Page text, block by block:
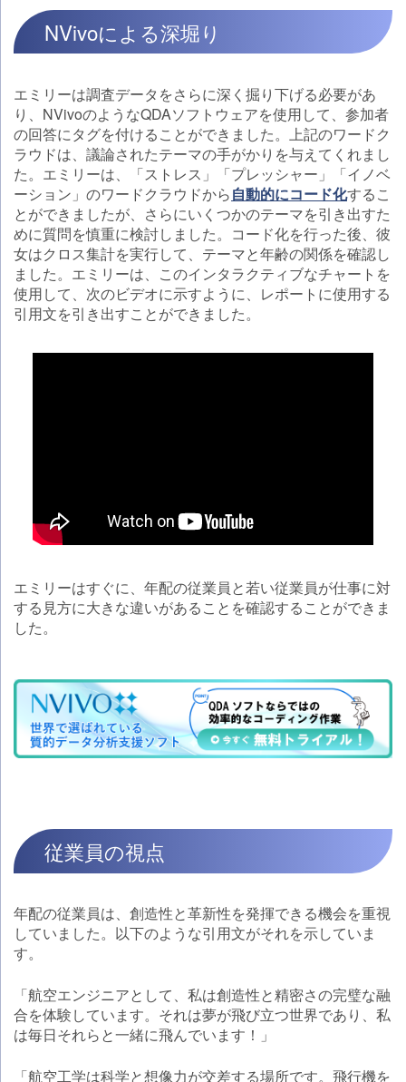
NVivoによる深堀り
エミリーは調査データをさらに深く掘り下げる必要があ
り、NVivoのようなQDAソフトウェアを使用して、参加者
の回答にタグを付けることができました。上記のワードク
ラウドは、議論されたテーマの手がかりを与えてくれまし
た。エミリーは、「ストレス」「プレッシャー」「イノベ
ーション」のワードクラウドから自動的にコード化するこ
とができましたが、さらにいくつかのテーマを引き出すた
めに質問を慎重に検討しました。コード化を行った後、彼
女はクロス集計を実行して、テーマと年齢の関係を確認し
ました。エミリーは、このインタラクティブなチャートを
使用して、次のビデオに示すように、レポートに使用する
引用文を引き出すことができました。
エミリーはすぐに、年配の従業員と若い従業員が仕事に対
する見方に大きな違いがあることを確認することができま
した。
従業員の視点
年配の従業員は、創造性と革新性を発揮できる機会を重視
していました。以下のような引用文がそれを示していま
す。
「航空エンジニアとして、私は創造性と精密さの完璧な融
合を体験しています。それは夢が飛び立つ世界であり、私
は毎日それらと一緒に飛んでいます！」
「航空工学は科学と想像力が交差する場所です。飛行機を